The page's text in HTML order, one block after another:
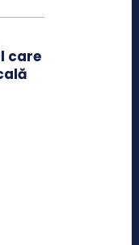
care